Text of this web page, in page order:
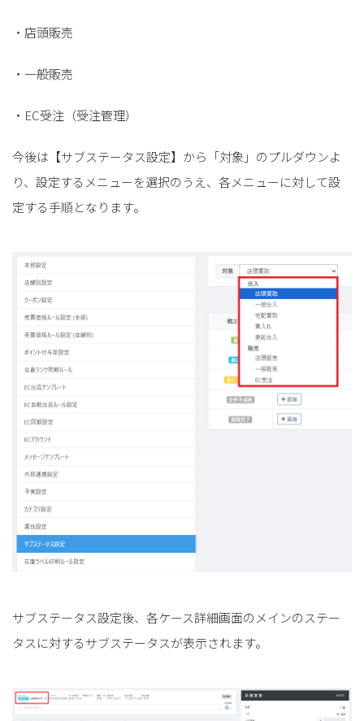
・店頭販売
・一般販売
・EC受注（受注管理）
今後は【サブステータス設定】から「対象」のプルダウンよ
り、設定するメニューを選択のうえ、各メニューに対して設
定する手順となります。
サブステータス設定後、各ケース詳細画面のメインのステー
タスに対するサブステータスが表示されます。